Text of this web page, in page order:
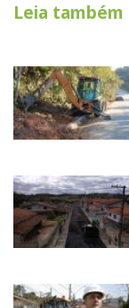
Leia também